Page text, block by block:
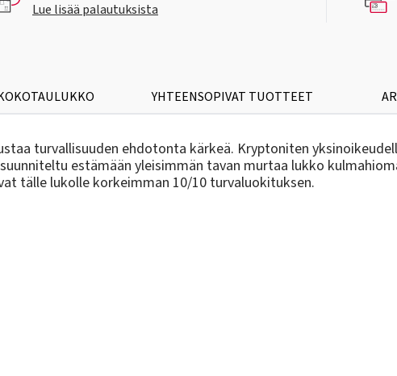
Lue lisää palautuksista
YHTEENSOPIVAT TUOTTEET
turvallisuuden ehdotonta kärkeä. Kryptoniten
estämään yleisimmän tavan murtaa lukko
tälle lukolle korkeimman 10/10 turvaluokituksen.